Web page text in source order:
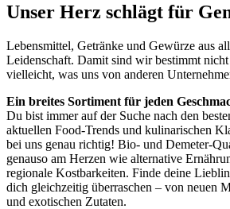
Unser Herz schlägt für
Lebensmittel, Getränke und Gewürze aus
Leidenschaft. Damit sind wir bestimmt
vielleicht, was uns von anderen
Ein breites Sortiment für jeden
Du bist immer auf der Suche nach den
aktuellen Food-Trends und kulinarischen
bei uns genau richtig! Bio- und Demeter-
genauso am Herzen wie alternative
regionale Kostbarkeiten. Finde deine
dich gleichzeitig überraschen – von neuen
und exotischen Zutaten.